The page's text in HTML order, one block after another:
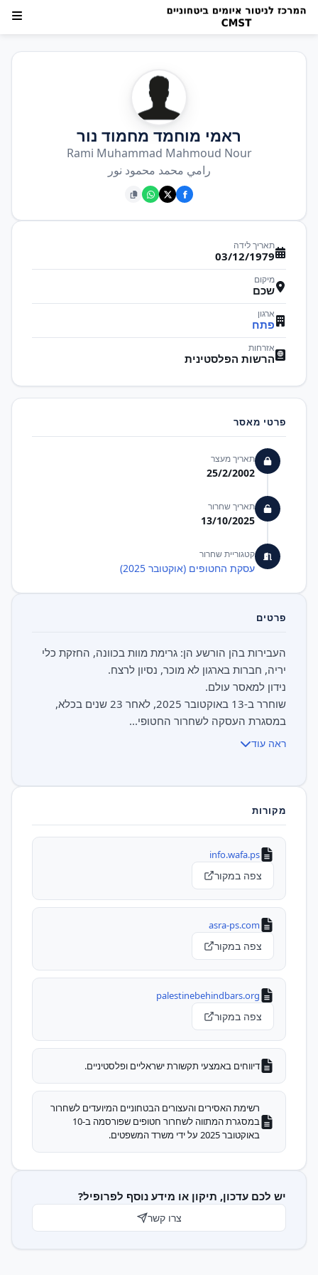
ראמי מוחמד מחמוד נור
Rami Muhammad Mahmoud Nour
رامي محمد محمود نور
תאריך לידה
03/12/1979
מיקום
שכם
ארגון
פתח
אזרחות
הרשות הפלסטינית
פרטי מאסר
תאריך מעצר
25/2/2002
תאריך שחרור
13/10/2025
קטגוריית שחרור
עסקת החטופים (אוקטובר 2025)
פרטים
העבירות בהן הורשע הן: גרימת מוות בכוונה, החזקת כלי
שוחרר ב-13 באוקטובר 2025, לאחר 23 שנים בכלא,
במסגרת העסקה לשחרור החטופי...
ראה עוד
מקורות
info.wafa.ps
צפה במקור
asra-ps.com
צפה במקור
palestinebehindbars.org
צפה במקור
דיווחים באמצעי תקשורת ישראליים ופלסטיניים.
רשימת האסירים והעצורים הבטחוניים המיועדים לשחרור
במסגרת המתווה לשחרור חטופים שפורסמה ב-10
באוקטובר 2025 על ידי משרד המשפטים.
יש לכם עדכון, תיקון או מידע נוסף לפרופיל?
צרו קשר